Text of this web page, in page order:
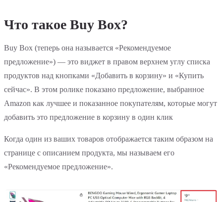
Что такое Buy Box?
Buy Box (теперь она называется «Рекомендуемое
предложение») — это виджет в правом верхнем углу списка
продуктов над кнопками «Добавить в корзину» и «Купить
сейчас». В этом ролике показано предложение, выбранное
Amazon как лучшее и показанное покупателям, которые могут
добавить это предложение в корзину в один клик
Когда один из ваших товаров отображается таким образом на
странице с описанием продукта, мы называем его
«Рекомендуемое предложение».